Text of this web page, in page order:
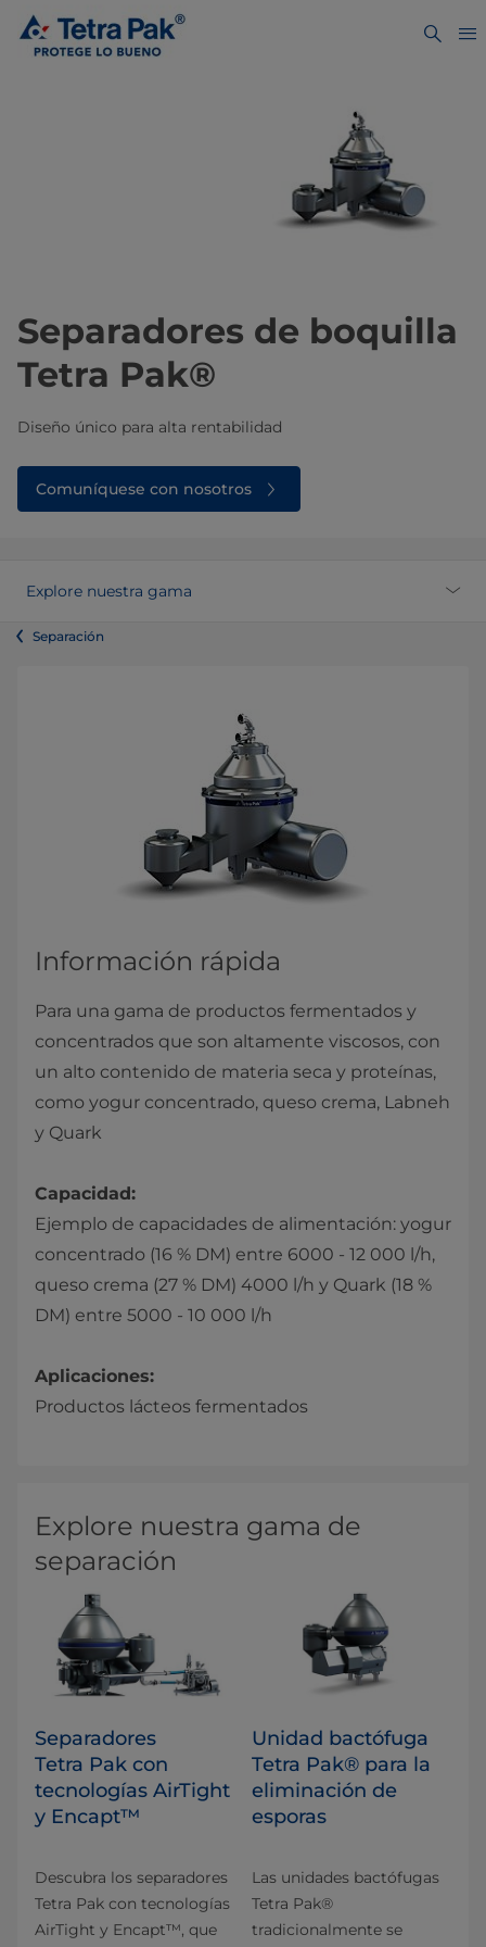
Separadores de boquilla
Tetra Pak®
Diseño único para alta rentabilidad
Comuníquese con nosotros
Explore nuestra gama
Separación
Información rápida
Para una gama de productos fermentados y
concentrados que son altamente viscosos, con
un alto contenido de materia seca y proteínas,
como yogur concentrado, queso crema, Labneh
y Quark
Capacidad:
Ejemplo de capacidades de alimentación: yogur
concentrado (16 % DM) entre 6000 - 12 000 l/h,
queso crema (27 % DM) 4000 l/h y Quark (18 %
DM) entre 5000 - 10 000 l/h
Aplicaciones:
Productos lácteos fermentados
Explore nuestra gama de
separación
Separadores
Tetra Pak con
tecnologías AirTight
y Encapt™
Descubra los separadores
Tetra Pak con tecnologías
AirTight y Encapt™, que
Unidad bactófuga
Tetra Pak® para la
eliminación de
esporas
Las unidades bactófugas
Tetra Pak®
tradicionalmente se